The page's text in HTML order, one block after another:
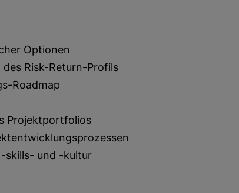
Optionen
Risk-Return-Profils
Roadmap
Projektportfolios
skills- und -kultur